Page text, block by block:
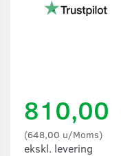
810,00
(648,00 u/Moms)
ekskl. levering